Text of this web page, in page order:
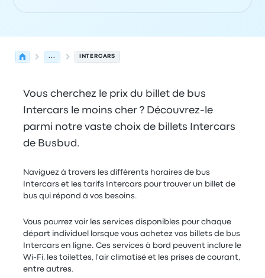
... INTERCARS
Vous cherchez le prix du billet de bus
Intercars le moins cher ? Découvrez-le
parmi notre vaste choix de billets Intercars
de Busbud.
Naviguez à travers les différents horaires de bus
Intercars et les tarifs Intercars pour trouver un billet de
bus qui répond à vos besoins.
Vous pourrez voir les services disponibles pour chaque
départ individuel lorsque vous achetez vos billets de bus
Intercars en ligne. Ces services à bord peuvent inclure le
Wi-Fi, les toilettes, l'air climatisé et les prises de courant,
entre autres.